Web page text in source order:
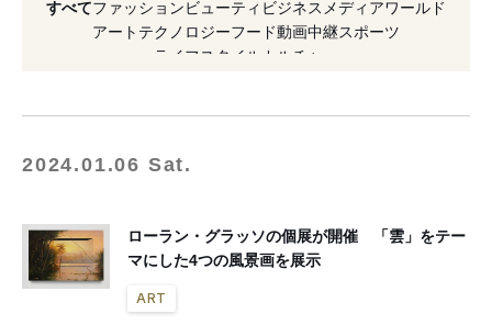
すべてファッションビューティ ビジネス メディアワールド
アート テクノロジーフード動画中継スポーツ
ライフスタイル
カルチャー
2024.01.06 Sat.
ローラン・グラッソの個展が開催 「雲」をテー
マにした4つの風景画を展示
ART